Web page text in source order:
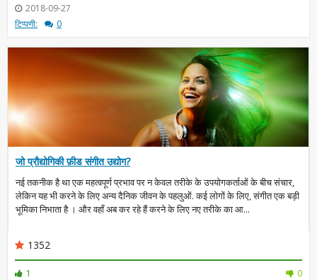
2018-09-27
टिप्पणी:
0
जो प्रौद्योगिकी फ़ीड संगीत उद्योग?
नई तकनीक है था एक महत्वपूर्ण प्रभाव पर न केवल तरीके के उपयोगकर्ताओं के बीच संचार,
लेकिन यह भी करने के लिए अन्य दैनिक जीवन के पहलुओं. कई लोगों के लिए, संगीत एक बड़ी
भूमिका निभाता है । और वहाँ अब कर रहे हैं करने के लिए नए तरीके का आ...
1352
1
0